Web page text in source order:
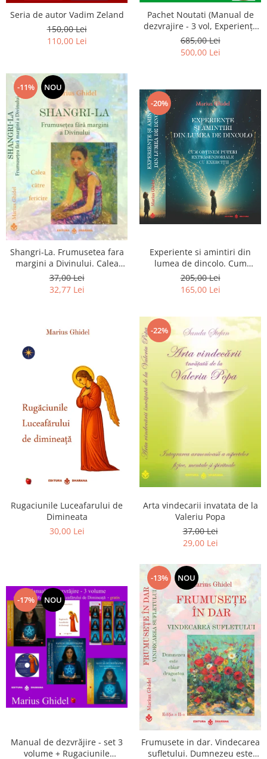
Seria de autor Vadim Zeland
150,00 Lei
110,00 Lei
Pachet Noutati (Manual de
dezvrajire - 3 vol, Experiențe
și amintiri, Rugăciunile
Luceafarului de dimineata) -
Marius Ghidel
685,00 Lei
500,00 Lei
-11% NOU
Shangri-La. Frumusetea fara
margini a Divinului. Calea
catre fericire
37,00 Lei
32,77 Lei
-20%
Experiente si amintiri din
lumea de dincolo. Cum
obtinem puteri
extrasenzoriale - cu exercitii
205,00 Lei
165,00 Lei
Rugaciunile Luceafarului de
Dimineata
30,00 Lei
-22%
Arta vindecarii invatata de la
Valeriu Popa
37,00 Lei
29,00 Lei
-17% NOU
Manual de dezvrăjire - set 3
volume + Rugaciunile
-13% NOU
Frumusete in dar. Vindecarea
sufletului. Dumnezeu este